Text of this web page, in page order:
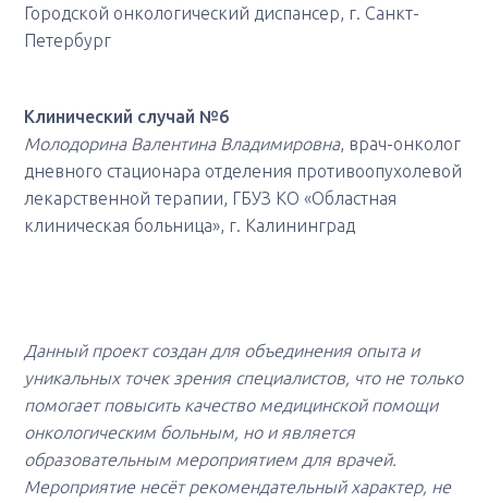
Городской онкологический диспансер, г. Санкт-
Петербург
Клинический случай №6
Молодорина Валентина Владимировна, врач-онколог
дневного стационара отделения противоопухолевой
лекарственной терапии, ГБУЗ КО «Областная
клиническая больница», г. Калининград
Данный проект создан для объединения опыта и
уникальных точек зрения специалистов, что не только
помогает повысить качество медицинской помощи
онкологическим больным, но и является
образовательным мероприятием для врачей.
Мероприятие несёт рекомендательный характер, не